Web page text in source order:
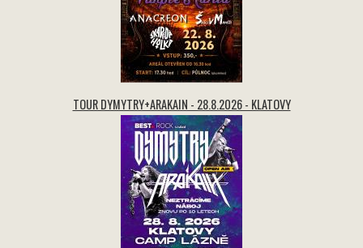
TOUR DYMYTRY+ARAKAIN - 28.8.2026 - KLATOVY